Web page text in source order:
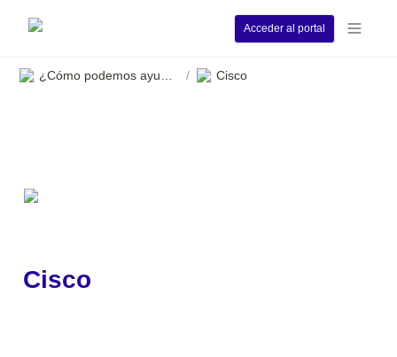
Acceder al portal
/ Cisco
Cisco